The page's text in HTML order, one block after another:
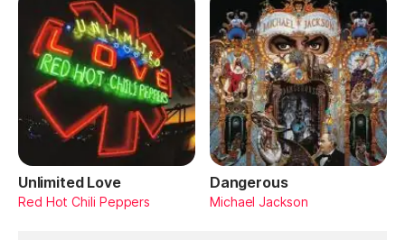
Unlimited Love
Red Hot Chili Peppers
Dangerous
Michael Jackson